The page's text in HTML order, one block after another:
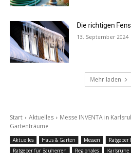
Die richtigen
13. September 2024
Mehr laden